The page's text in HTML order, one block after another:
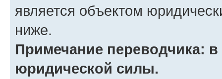
является объектом
ниже.
Примечание переводчика:
юридической силы.